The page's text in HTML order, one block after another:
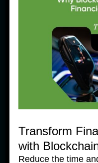
moolahgo
Moolahgo
Launch
Transform
with
Reduce the time